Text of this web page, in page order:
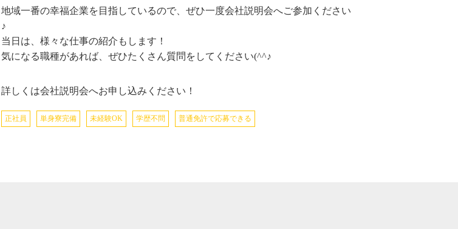
地域一番の幸福企業を目指しているので、ぜひ一度会社説明会へご参加ください
♪
当日は、様々な仕事の紹介もします！
気になる職種があれば、ぜひたくさん質問をしてください(^^♪
詳しくは会社説明会へお申し込みください！
正社員 単身寮完備 未経験OK 学歴不問 普通免許で応募できる